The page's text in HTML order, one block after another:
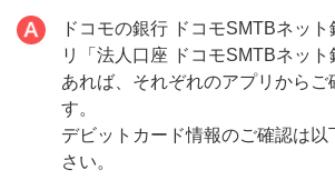
ドコモの銀行 ドコモSMTBネッ
リ「法人口座 ドコモSMTBネッ
あれば、それぞれのアプリからご
す。
デビットカード情報のご確認は以
さい。